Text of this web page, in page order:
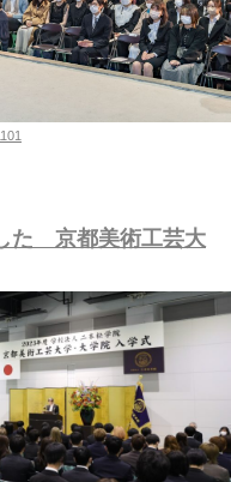
た 京都美術工芸大